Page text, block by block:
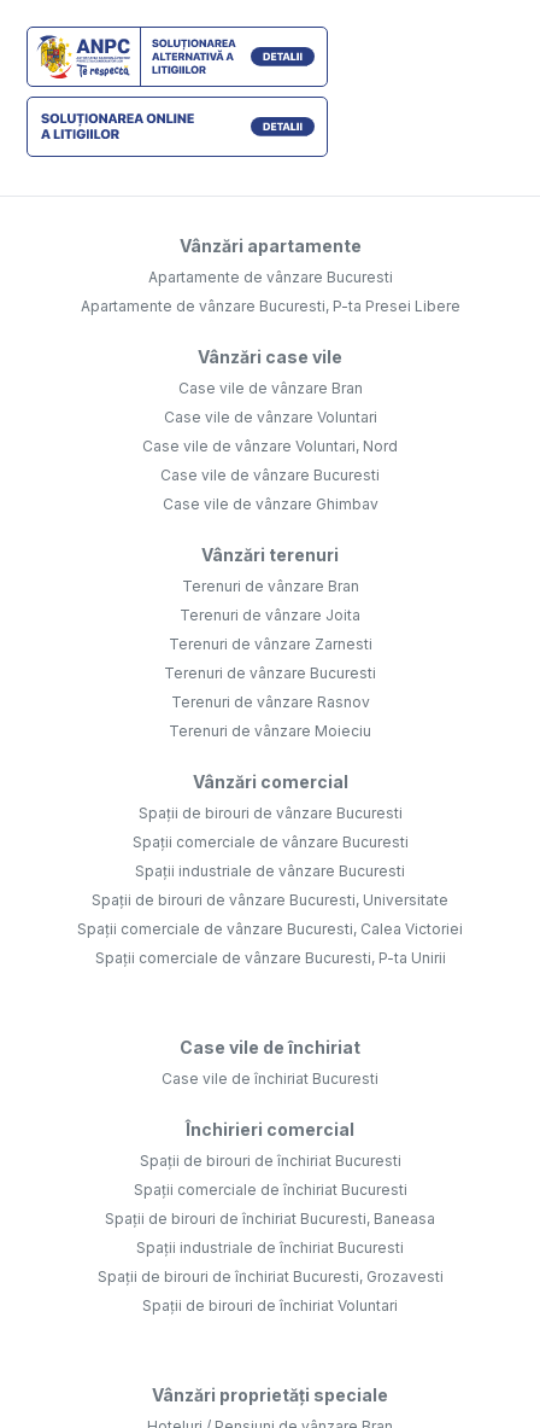
Vânzări apartamente
Apartamente de vânzare Bucuresti
Apartamente de vânzare Bucuresti, P-ta Presei Libere
Vânzări case vile
Case vile de vânzare Bran
Case vile de vânzare Voluntari
Case vile de vânzare Voluntari, Nord
Case vile de vânzare Bucuresti
Case vile de vânzare Ghimbav
Vânzări terenuri
Terenuri de vânzare Bran
Terenuri de vânzare Joita
Terenuri de vânzare Zarnesti
Terenuri de vânzare Bucuresti
Terenuri de vânzare Rasnov
Terenuri de vânzare Moieciu
Vânzări comercial
Spații de birouri de vânzare Bucuresti
Spații comerciale de vânzare Bucuresti
Spații industriale de vânzare Bucuresti
Spații de birouri de vânzare Bucuresti, Universitate
Spații comerciale de vânzare Bucuresti, Calea Victoriei
Spații comerciale de vânzare Bucuresti, P-ta Unirii
Case vile de închiriat
Case vile de închiriat Bucuresti
Închirieri comercial
Spații de birouri de închiriat Bucuresti
Spații comerciale de închiriat Bucuresti
Spații de birouri de închiriat Bucuresti, Baneasa
Spații industriale de închiriat Bucuresti
Spații de birouri de închiriat Bucuresti, Grozavesti
Spații de birouri de închiriat Voluntari
Vânzări proprietăți speciale